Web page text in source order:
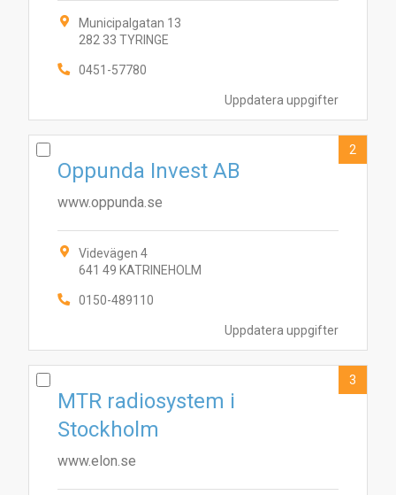
Uppdatera uppgifter
Municipalgatan 13
282 33 TYRINGE
0451-57780
Uppdatera uppgifter
Oppunda Invest AB
www.oppunda.se
Videvägen 4
641 49 KATRINEHOLM
0150-489110
2
MTR radiosystem i
Stockholm
www.elon.se
3